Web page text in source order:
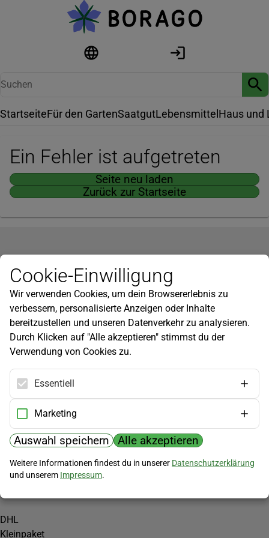
StartseiteFür den GartenSaatgutLebensmittel Haus und
Ein Fehler ist aufgetreten
Seite neu laden
Zurück zur Startseite
Newsletter
Infos zu neuen Produkten, Gartentipps und mehr findest du in
unserem Newsletter!
Jetzt anmelden
Hilfe
Kundenservice
Widerrufsbelehrung
Versandkosten
Zahlungsmöglichkeiten
PayPal
Vorkasse
Versand
DHL
Kleinpaket
Cookie-Einwilligung
Wir verwenden Cookies, um dein Browsererlebnis zu
verbessern, personalisierte Anzeigen oder Inhalte
bereitzustellen und unseren Datenverkehr zu analysieren.
Durch Klicken auf "Alle akzeptieren" stimmst du der
Verwendung von Cookies zu.
Essentiell
Marketing
Auswahl speichern Alle akzeptieren
Weitere Informationen findest du in unserer Datenschutzerklärung
und unserem Impressum.